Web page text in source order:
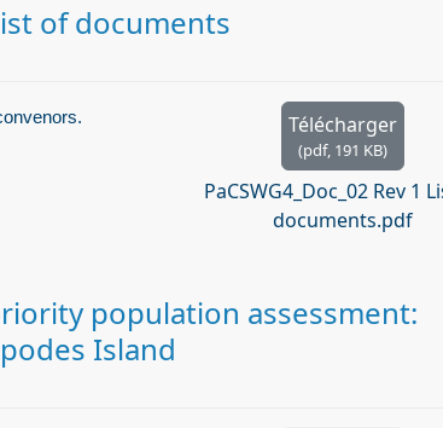
of documents
Télécharger
(pdf, 191 KB)
PaCSWG4_Doc_02 Rev 1
documents.pdf
population assessment:
Island